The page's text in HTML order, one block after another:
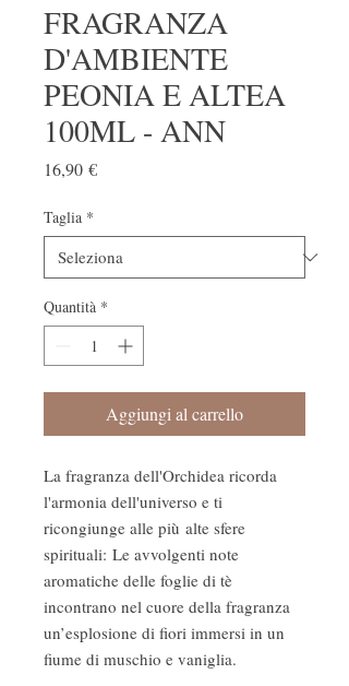
FRAGRANZA
D'AMBIENTE
PEONIA E ALTEA
100ML - ANN
16,90 €Prezzo
Taglia *
Quantità *
Aggiungi al carrello
La fragranza dell'Orchidea ricorda
l'armonia dell'universo e ti
ricongiunge alle più alte sfere
spirituali: Le avvolgenti note
aromatiche delle foglie di tè
incontrano nel cuore della fragranza
un’esplosione di fiori immersi in un
fiume di muschio e vaniglia.